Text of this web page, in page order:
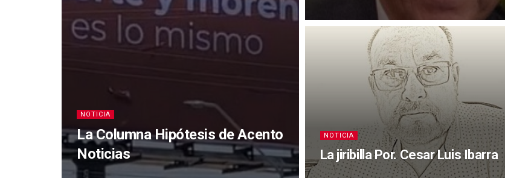
NOTICIA
La Columna Hipótesis de Acento
Noticias
NOTICIA
La jiribilla Por. Cesar Luis Ibarra